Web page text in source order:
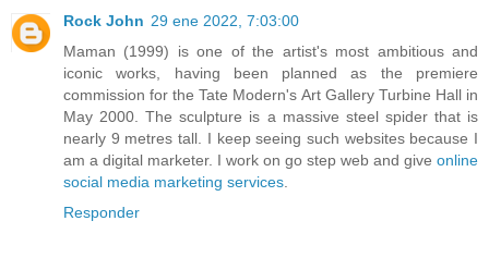
Rock John 29 ene 2022, 7:03:00
Maman (1999) is one of the artist's most ambitious and
iconic works, having been planned as the premiere
commission for the Tate Modern's Art Gallery Turbine Hall in
May 2000. The sculpture is a massive steel spider that is
nearly 9 metres tall. I keep seeing such websites because I
am a digital marketer. I work on go step web and give online
social media marketing services
Responder